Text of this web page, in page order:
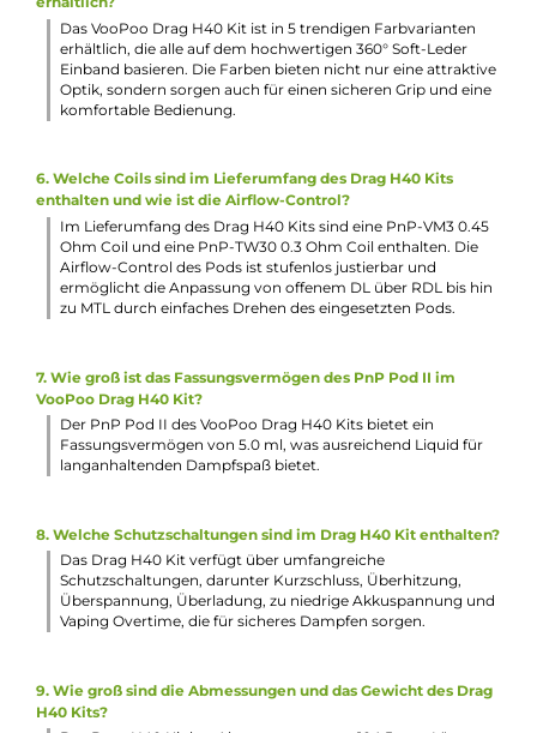
Häufig gestellte Fragen
anderen Pod-Systemen auf dem Markt?
Das VooPoo Drag H40 Kit zeichnet sich durch sein
und ergonomisches Design, einen integrierten 1500 mAh
Akku, den GENE Chip und den verbesserten PnP Pod II
Mit seiner Vielseitigkeit und der großen Auswahl an
kompatiblen Coils bietet es ein umfassendes
Kits?
Der GENE Chip des Drag H40 Kits bietet neben dem
klassischen VW/Power Modus auch einen Smart Mode, der
den Coilwiderstand automatisch erkennt und die optimale
und umfangreiche Schutzschaltungen.
3. Wie wird der PnP Pod II des Drag H40 Kits befüllt und
welche Coils sind kompatibel?
Liquid und wird über ein praktisches Side-Fill System
Das ergonomische 510er Drip Tip des Pods ist